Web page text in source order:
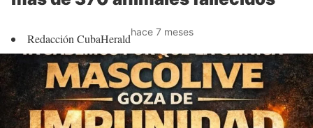
Redacción CubaHeraldhace 7 meses